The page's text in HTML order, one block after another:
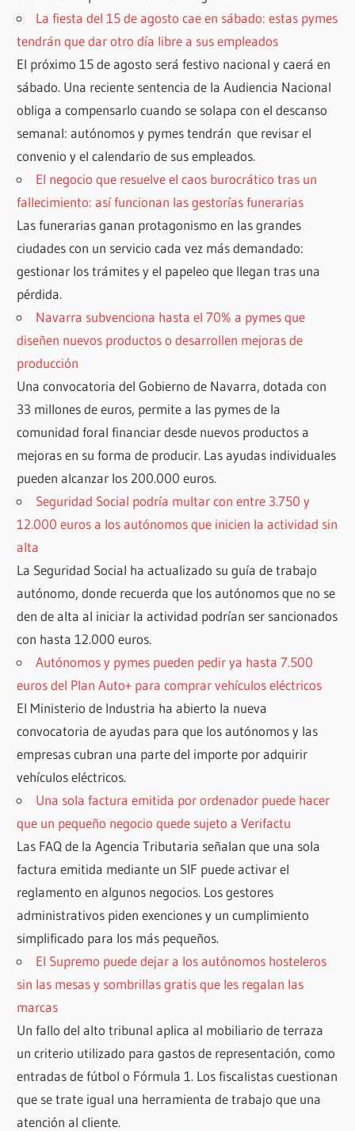
La fiesta del 15 de agosto cae en sábado: estas pymes
tendrán que dar otro día libre a sus empleados
El próximo 15 de agosto será festivo nacional y caerá en
sábado. Una reciente sentencia de la Audiencia Nacional
obliga a compensarlo cuando se solapa con el descanso
semanal: autónomos y pymes tendrán que revisar el
convenio y el calendario de sus empleados.
El negocio que resuelve el caos burocrático tras un
fallecimiento: así funcionan las gestorías funerarias
Las funerarias ganan protagonismo en las grandes
ciudades con un servicio cada vez más demandado:
gestionar los trámites y el papeleo que llegan tras una
pérdida.
Navarra subvenciona hasta el 70% a pymes que
diseñen nuevos productos o desarrollen mejoras de
producción
Una convocatoria del Gobierno de Navarra, dotada con
33 millones de euros, permite a las pymes de la
comunidad foral financiar desde nuevos productos a
mejoras en su forma de producir. Las ayudas individuales
pueden alcanzar los 200.000 euros.
Seguridad Social podría multar con entre 3.750 y
12.000 euros a los autónomos que inicien la actividad sin
alta
La Seguridad Social ha actualizado su guía de trabajo
autónomo, donde recuerda que los autónomos que no se
den de alta al iniciar la actividad podrían ser sancionados
con hasta 12.000 euros.
Autónomos y pymes pueden pedir ya hasta 7.500
euros del Plan Auto+ para comprar vehículos eléctricos
El Ministerio de Industria ha abierto la nueva
convocatoria de ayudas para que los autónomos y las
empresas cubran una parte del importe por adquirir
vehículos eléctricos.
Una sola factura emitida por ordenador puede hacer
que un pequeño negocio quede sujeto a Verifactu
Las FAQ de la Agencia Tributaria señalan que una sola
factura emitida mediante un SIF puede activar el
reglamento en algunos negocios. Los gestores
administrativos piden exenciones y un cumplimiento
simplificado para los más pequeños.
El Supremo puede dejar a los autónomos hosteleros
sin las mesas y sombrillas gratis que les regalan las
marcas
Un fallo del alto tribunal aplica al mobiliario de terraza
un criterio utilizado para gastos de representación, como
entradas de fútbol o Fórmula 1. Los fiscalistas cuestionan
que se trate igual una herramienta de trabajo que una
atención al cliente.